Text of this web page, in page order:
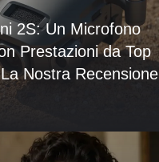
2S: Un Microfono
Prestazioni da Top
Nostra Recensione